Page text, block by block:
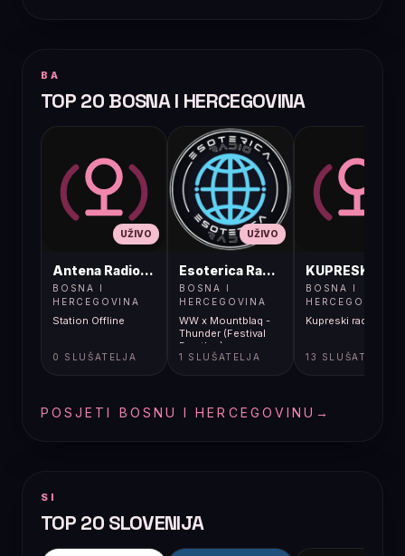
BA
TOP 20 BOSNA I HERCEGOVINA
UŽIVO
Antena Radio, Jelah Tešanj
BOSNA I
HERCEGOVINA
Station Offline
0 SLUŠATELJA
UŽIVO
Esoterica Radio S1
BOSNA I
HERCEGOVINA
WW x Mountblaq -
Thunder (Festival
Bootleg)
1 SLUŠATELJA
BOSNA I
HERCEGOVINA
Kupreski radio
13 SLUŠATELJA
POSJETI BOSNU I HERCEGOVINU →
SI
TOP 20 SLOVENIJA